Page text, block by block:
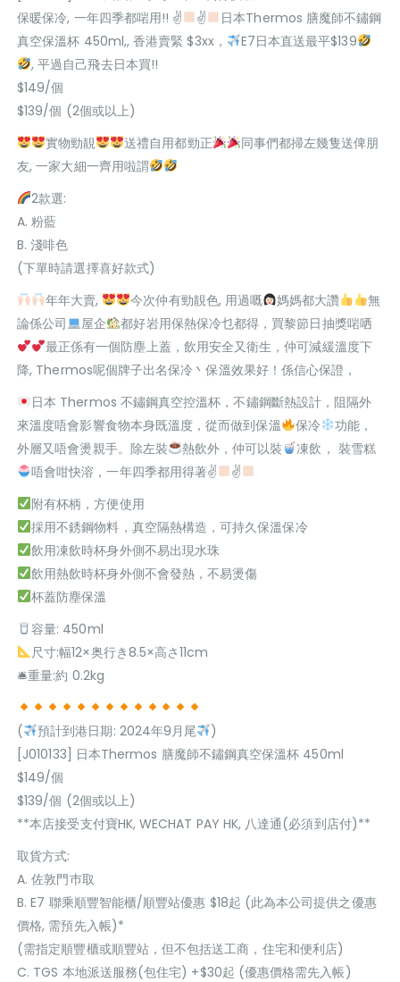
保暖保冷, 一年四季都啱用!! ✌
✌
日本Thermos 膳魔師不鏽鋼
真空保溫杯 450ml,, 香港賣緊 $3xx，
E7日本直送最平$139
, 平過自己飛去日本買!!
$149/個
$139/個 (2個或以上)
實物勁靚
送禮自用都勁正
同事們都掃左幾隻送俾朋
友, 一家大細一齊用啦謂
2款選:
A. 粉藍
B. 淺啡色
(下單時請選擇喜好款式)
年年大賣,
今次仲有勁靚色, 用過嘅 媽媽都大讚
無
論係公司
屋企
都好岩用保熱保冷乜都得，買黎節日抽獎啱哂
最正係有一個防塵上蓋，飲用安全又衛生，仲可減緩溫度下
降, Thermos呢個牌子出名保冷丶保溫效果好！係信心保證，
日本 Thermos 不鏽鋼真空控溫杯，不鏽鋼斷熱設計，阻隔外
來溫度唔會影響食物本身既溫度，從而做到保溫
保冷
功能，
外層又唔會燙親手。除左裝
熱飲外，仲可以裝
凍飲， 裝雪糕
唔會咁快溶，一年四季都用得著✌
✌
附有杯柄，方便使用
採用不銹鋼物料，真空隔熱構造，可持久保溫保冷
飲用凍飲時杯身外側不易出現水珠
飲用熱飲時杯身外側不會發熱，不易燙傷
杯蓋防塵保溫
容量: 450ml
尺寸:幅12×奥行き8.5×高さ11cm
🛎重量:約 0.2kg
( 預計到港日期: 2024年9月尾
)
[J010133] 日本Thermos 膳魔師不鏽鋼真空保溫杯 450ml
$149/個
$139/個 (2個或以上)
**本店接受支付寶HK, WECHAT PAY HK, 八達通(必須到店付)**
取貨方式:
A. 佐敦門巿取
B. E7 聯乘順豐智能櫃/順豐站優惠 $18起 (此為本公司提供之優惠
價格, 需預先入帳)*
(需指定順豐櫃或順豐站，但不包括送工商，住宅和便利店)
C. TGS 本地派送服務(包住宅) +$30起 (優惠價格需先入帳)